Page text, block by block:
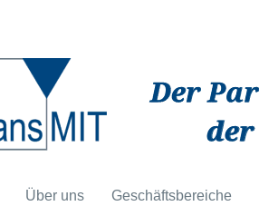
Über uns Geschäftsbereiche